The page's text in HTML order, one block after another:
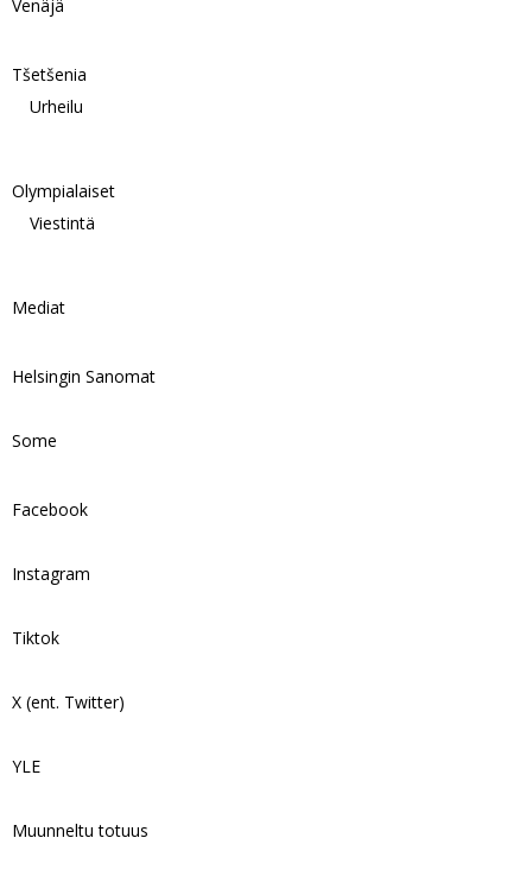
Venäjä
Tšetšenia
Urheilu
Olympialaiset
Viestintä
Mediat
Helsingin Sanomat
Some
Facebook
Instagram
Tiktok
X (ent. Twitter)
YLE
Muunneltu totuus